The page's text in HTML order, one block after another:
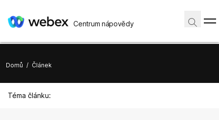
Centrum nápovědy
Domů / Článek
Téma článku: